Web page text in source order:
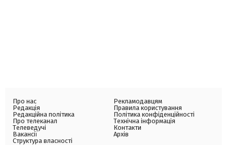
Про нас
Редакція
Редакційна політика
Про телеканал
Телеведучі
Вакансії
Структура власності
Рекламодавцям
Правила користування
Політика конфіденційності
Технічна інформація
Контакти
Архів